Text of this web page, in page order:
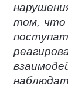
том, что